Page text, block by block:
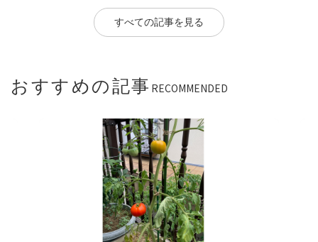
すべての記事を見る
おすすめの記事 RECOMMENDED